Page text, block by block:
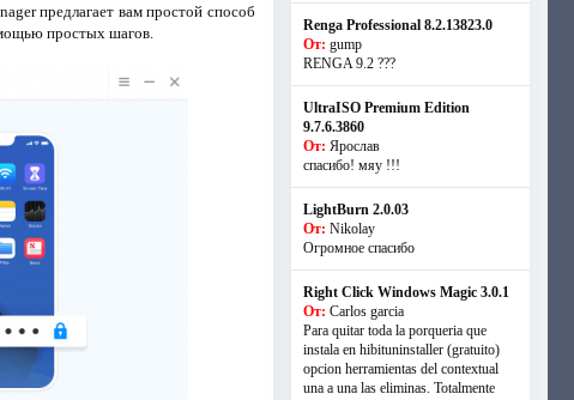
предлагает вам простой способ
простых шагов.
Renga Professional 8.2.13823.0
От: gump
RENGA 9.2 ???
UltraISO Premium Edition
9.7.6.3860
От: Ярослав
спасибо! мяу !!!
LightBurn 2.0.03
От: Nikolay
Огромное спасибо
Right Click Windows Magic 3.0.1
От: Carlos garcia
Para quitar toda la porqueria que
instala en hibituninstaller (gratuito)
opcion herramientas del contextual
una a una las eliminas. Totalmente